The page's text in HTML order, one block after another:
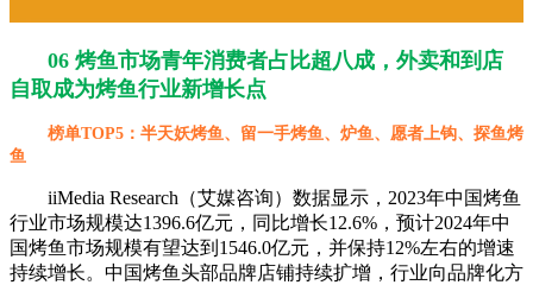
06 烤鱼市场青年消费者占比超八成，外卖和到店
自取成为烤鱼行业新增长点
榜单TOP5：半天妖烤鱼、留一手烤鱼、炉鱼、愿者上钩、探鱼烤
鱼
iiMedia Research（艾媒咨询）数据显示，2023年中国烤鱼
行业市场规模达1396.6亿元，同比增长12.6%，预计2024年中
国烤鱼市场规模有望达到1546.0亿元，并保持12%左右的增速
持续增长。中国烤鱼头部品牌店铺持续扩增，行业向品牌化方